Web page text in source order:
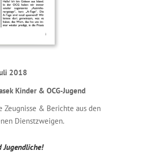
2018
Kinder & OCG-Jugend
Zeugnisse & Berichte aus den
Dienstzweigen.
Jugendliche!